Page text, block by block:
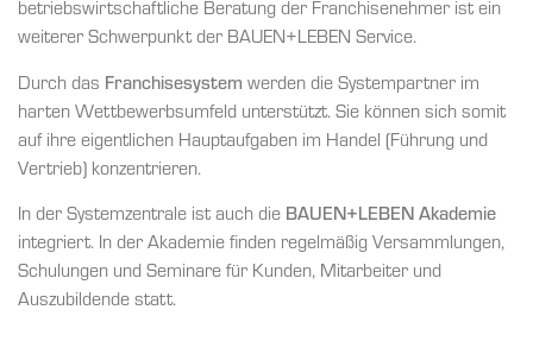
betriebswirtschaftliche Beratung der Franchisenehmer ist ein
weiterer Schwerpunkt der BAUEN+LEBEN Service.
Durch das Franchisesystem werden die Systempartner im
harten Wettbewerbsumfeld unterstützt. Sie können sich somit
auf ihre eigentlichen Hauptaufgaben im Handel (Führung und
Vertrieb) konzentrieren.
In der Systemzentrale ist auch die BAUEN+LEBEN Akademie
integriert. In der Akademie finden regelmäßig Versammlungen,
Schulungen und Seminare für Kunden, Mitarbeiter und
Auszubildende statt.